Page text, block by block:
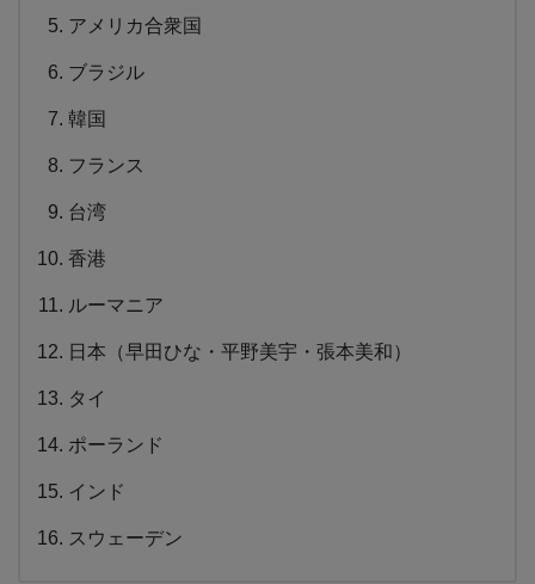
アメリカ合衆国
ブラジル
韓国
フランス
台湾
香港
ルーマニア
日本（早田ひな・平野美宇・張本美和）
タイ
ポーランド
インド
スウェーデン